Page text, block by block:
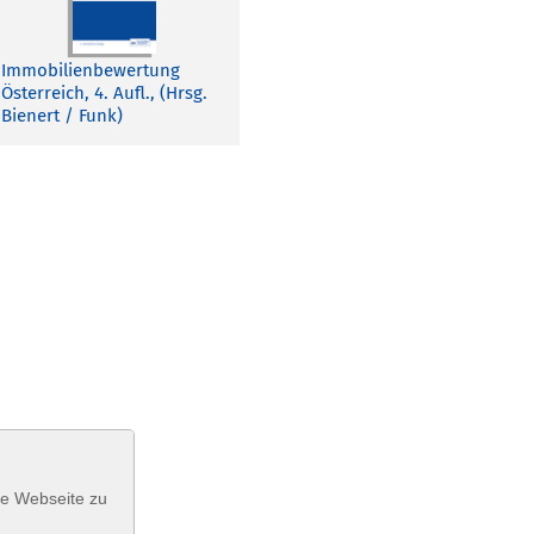
Immobilienbewertung
Österreich, 4. Aufl., (Hrsg.
Bienert / Funk)
Webseite zu